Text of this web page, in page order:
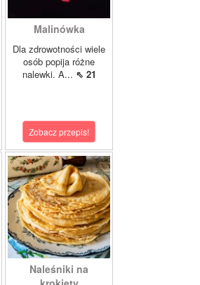
Malinówka
Dla zdrowotności wiele
osób popija różne
nalewki. A... ⇖ 21
Zobacz przepis!
Naleśniki na